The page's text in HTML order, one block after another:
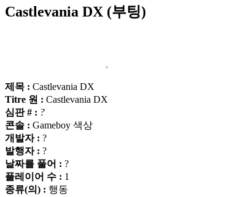
Castlevania DX (부팅)
제목 : Castlevania DX
Titre 원 : Castlevania DX
심판 # : ?
콘솔 : Gameboy 색상
개발자 : ?
발행자 : ?
날짜를 풀어 : ?
플레이어 수 : 1
종류(의) : 행동